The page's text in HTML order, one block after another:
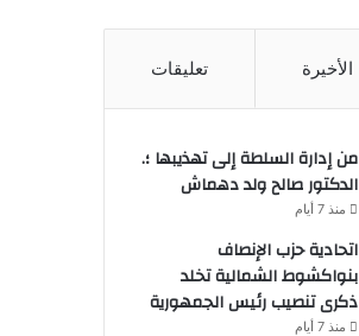
الأخيرة تعليقات
من إدارة السلطة إلى تهذيبها ؛.
الدكتور صالح ولد دهماش
منذ 7 أيام
اتحادية حزب الإنصاف
بنواكشوط الشمالية تخلد
ذكرى تنصيب رئيس الجمهورية
منذ 7 أيام